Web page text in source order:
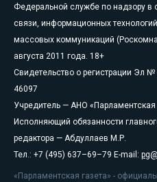
Федеральной службе по надзору в
связи, информационных
массовых коммуникаций
августа 2011 года. 18+
Свидетельство о регистрации Эл
46097
Учредитель — АНО «Парламентская
Исполняющий обязанности
редактора — Абдуллаев М.Р.
Тел.: +7 (495) 637–69–79 E-mail:
«Парламентская газета» -